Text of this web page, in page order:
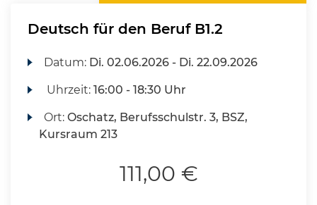
Deutsch für den Beruf B1.2
Datum: Di. 02.06.2026 - Di. 22.09.2026
Uhrzeit:16:00 - 18:30 Uhr
Ort:Oschatz, Berufsschulstr. 3, BSZ,
Kursraum 213
111,00 €